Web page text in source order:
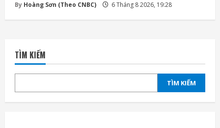
By Hoàng Sơn (Theo CNBC) 6 Tháng 8 2026, 19:28
TÌM KIẾM
TÌM KIẾM